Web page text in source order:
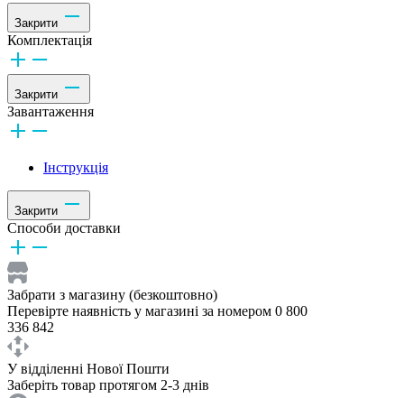
Закрити
Комплектація
Закрити
Завантаження
Інструкція
Закрити
Способи доставки
Забрати з магазину (безкоштовно)
Перевірте наявність у магазині за номером 0 800
336 842
У відділенні Нової Пошти
Заберіть товар протягом 2-3 днів